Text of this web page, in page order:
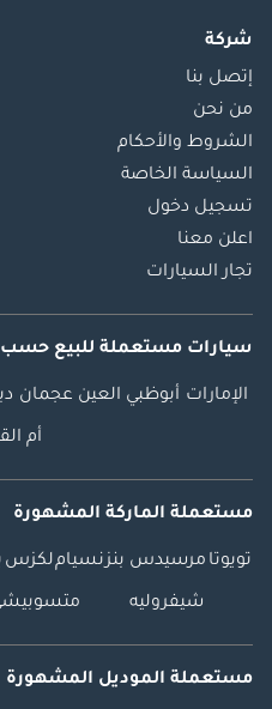
شركة
إتصل بنا
من نحن
الشروط والأحكام
السياسة الخاصة
تسجيل دخول
اعلن معنا
تجار السيارات
سيارات مستعملة للبيع حسب
الإمارات أبوظبي العين عجمان
أم
مستعملة الماركة المشهورة
تويوتا مرسيدس بنزنسياملكزس
شيفروليه
مستعملة الموديل المشهورة